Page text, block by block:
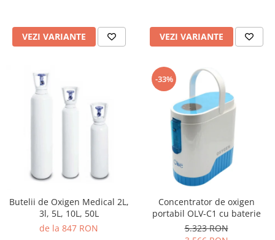
VEZI VARIANTE VEZI VARIANTE
Butelii de Oxigen Medical 2L,
3l, 5L, 10L, 50L
de la 847 RON
-33%
Concentrator de oxigen
portabil OLV-C1 cu baterie
5.323 RON